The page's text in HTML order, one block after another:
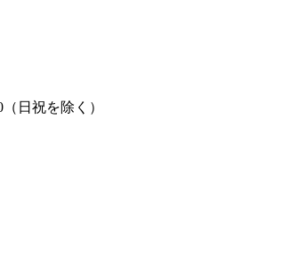
日祝を除く）